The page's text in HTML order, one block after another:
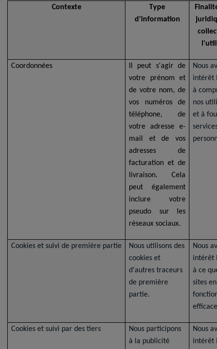
Contexte
Type
d'information
Coordonnées
Il peut s'agir de
votre prénom et
de votre nom, de
vos numéros de
téléphone, de
votre adresse e-
mail et de vos
adresses de
facturation et de
livraison. Cela
peut également
inclure votre
pseudo sur les
réseaux sociaux.
Nous
intérêt
à
nos
et à
Cookies et suivi de première partie
Nous utilisons des
cookies et
d'autres traceurs
de première
partie.
Nous
intérêt
à ce
sites
Cookies et suivi par des tiers
Nous participons
à la publicité
Nous
intérêt